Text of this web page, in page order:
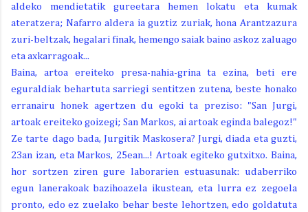
aldeko mendietatik gureetara hemen lokatu eta kumak
ateratzera; Nafarro aldera ia guztiz zuriak, hona Arantzazura
zuri-beltzak, hegalari finak, hemengo saiak baino askoz zaluago
eta axkarragoak...
Baina, artoa ereiteko presa-nahia-grina ta ezina, beti ere
eguraldiak behartuta sarriegi sentitzen zutena, beste honako
erranairu honek agertzen du egoki ta preziso: "San Jurgi,
artoak ereiteko goizegi; San Markos, ai artoak eginda balegoz!"
Ze tarte dago bada, Jurgitik Maskosera? Jurgi, diada eta guzti,
23an izan, eta Markos, 25ean...! Artoak egiteko gutxitxo. Baina,
hor sortzen ziren gure laborarien estuasunak: udaberriko
egun lanerakoak bazihoazela ikustean, eta lurra ez zegoela
pronto, edo ez zuelako behar beste lehortzen, edo goldatuta